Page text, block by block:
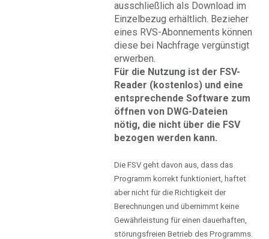
ausschließlich als Download im
Einzelbezug erhältlich. Bezieher
eines RVS-Abonnements können
diese bei Nachfrage vergünstigt
erwerben.
Für die Nutzung ist der FSV-
Reader (kostenlos) und eine
entsprechende Software zum
öffnen von DWG-Dateien
nötig, die nicht über die FSV
bezogen werden kann.
Die FSV geht davon aus, dass das
Programm korrekt funktioniert, haftet
aber nicht für die Richtigkeit der
Berechnungen und übernimmt keine
Gewährleistung für einen dauerhaften,
störungsfreien Betrieb des Programms.